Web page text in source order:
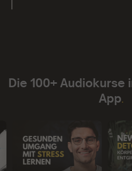
Die 100+ Audiokurse
App.